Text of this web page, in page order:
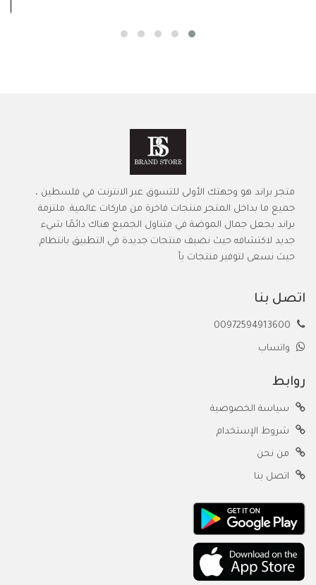
متجر براند هو وجهتك الأولى للتسوق عبر الانترنت في فلسطين ،
جميع ما بداخل المتجر منتجات فاخرة من ماركات عالمية. ملتزمة
براند بجعل جمال الموضة في متناول الجميع هناك دائمًا شيء
جديد لاكتشافه حيث نضيف منتجات جديدة في التطبيق بانتظام.
حيث نسعى لتوفير منتجات بأ
اتصل بنا
واتساب
روابط
سياسة الخصوصية
شروط الإستخدام
من نحن
اتصل بنا